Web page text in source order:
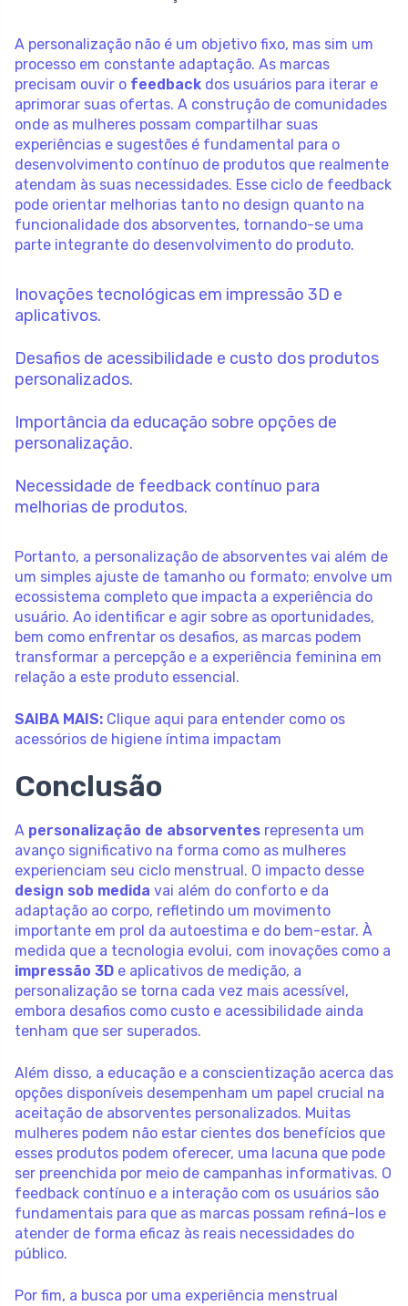
A personalização não é um objetivo fixo, mas sim um
processo em constante adaptação. As marcas
precisam ouvir o feedback dos usuários para iterar e
aprimorar suas ofertas. A construção de comunidades
onde as mulheres possam compartilhar suas
experiências e sugestões é fundamental para o
desenvolvimento contínuo de produtos que realmente
atendam às suas necessidades. Esse ciclo de feedback
pode orientar melhorias tanto no design quanto na
funcionalidade dos absorventes, tornando-se uma
parte integrante do desenvolvimento do produto.
Inovações tecnológicas em impressão 3D e
aplicativos.
Desafios de acessibilidade e custo dos produtos
personalizados.
Importância da educação sobre opções de
personalização.
Necessidade de feedback contínuo para
melhorias de produtos.
Portanto, a personalização de absorventes vai além de
um simples ajuste de tamanho ou formato; envolve um
ecossistema completo que impacta a experiência do
usuário. Ao identificar e agir sobre as oportunidades,
bem como enfrentar os desafios, as marcas podem
transformar a percepção e a experiência feminina em
relação a este produto essencial.
SAIBA MAIS: Clique aqui para entender como os
acessórios de higiene íntima impactam
Conclusão
A personalização de absorventes representa um
avanço significativo na forma como as mulheres
experienciam seu ciclo menstrual. O impacto desse
design sob medida vai além do conforto e da
adaptação ao corpo, refletindo um movimento
importante em prol da autoestima e do bem-estar. À
medida que a tecnologia evolui, com inovações como a
impressão 3D e aplicativos de medição, a
personalização se torna cada vez mais acessível,
embora desafios como custo e acessibilidade ainda
tenham que ser superados.
Além disso, a educação e a conscientização acerca das
opções disponíveis desempenham um papel crucial na
aceitação de absorventes personalizados. Muitas
mulheres podem não estar cientes dos benefícios que
esses produtos podem oferecer, uma lacuna que pode
ser preenchida por meio de campanhas informativas. O
feedback contínuo e a interação com os usuários são
fundamentais para que as marcas possam refiná-los e
atender de forma eficaz às reais necessidades do
público.
Por fim, a busca por uma experiência menstrual